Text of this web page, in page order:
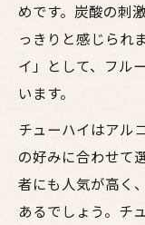
めです。炭酸の刺
っきりと感じられ
イ」として、フル
います。
チューハイはアル
の好みに合わせて
者にも人気が高く
あるでしょう。チ